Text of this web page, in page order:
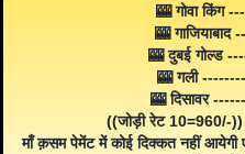
🎰 गोवा किंग
🎰
🎰 दुबई गोल्ड
🎰 गली
🎰 दिसावर
((जोड़ी रेट 10=960/-
माँ क़सम पेमेंट में कोई दिक्कत नहीं आयेगी